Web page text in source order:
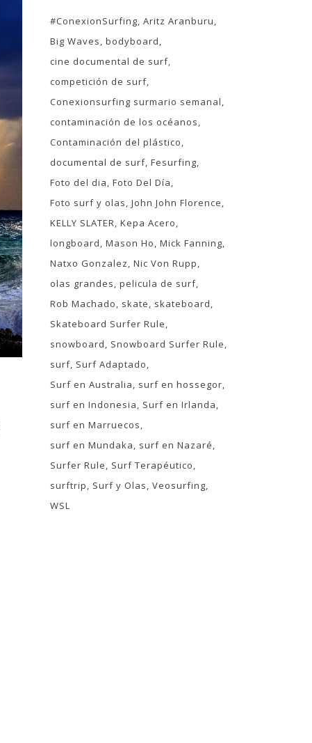
#ConexionSurfing Aritz Aranburu
Big Waves bodyboard
cine documental de surf
competición de surf
Conexionsurfing surmario semanal
contaminación de los océanos
Contaminación del plástico
documental de surf Fesurfing
Foto del dia Foto Del Día
Foto surf y olas John John Florence
KELLY SLATER Kepa Acero
longboard Mason Ho Mick Fanning
Natxo Gonzalez Nic Von Rupp
olas grandes pelicula de surf
Rob Machado
skate
skateboard
Skateboard Surfer Rule
snowboard
Snowboard Surfer Rule
surf Surf Adaptado
Surf en Australia
surf en hossegor
surf en Indonesia
Surf en Irlanda
surf en Marruecos
surf en Mundaka
surf en Nazaré
Surfer Rule
Surf Terapéutico
surftrip
Surf y Olas Veosurfing
WSL